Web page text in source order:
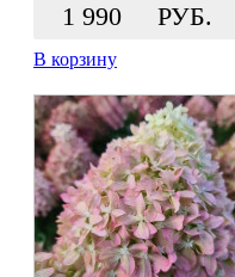
1 990 РУБ.
В корзину